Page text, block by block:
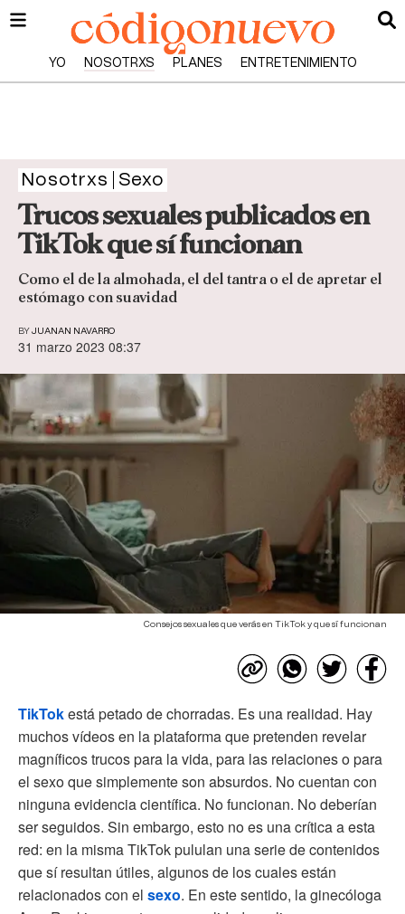
YO NOSOTRXS PLANES ENTRETENIMIENTO
Nosotrxs Sexo
Trucos sexuales publicados en
TikTok que sí funcionan
Como el de la almohada, el del tantra o el de apretar el
estómago con suavidad
BY JUANAN NAVARRO
31 marzo 2023 08:37
Consejos sexuales que verás en TikTok y que sí funcionan
TikTokestá petado de chorradas. Es una realidad. Hay
muchos vídeos en la plataforma que pretenden revelar
magníficos trucos para la vida, para las relaciones o para
el sexo que simplemente son absurdos. No cuentan con
ninguna evidencia científica. No funcionan. No deberían
ser seguidos. Sin embargo, esto no es una crítica a esta
red: en la misma TikTok pululan una serie de contenidos
que sí resultan útiles, algunos de los cuales están
relacionados con el sexo. En este sentido, la ginecóloga